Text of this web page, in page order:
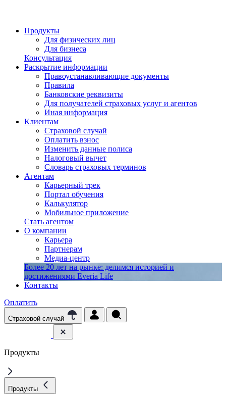
Продукты
Для физических лиц
Для бизнеса
Консультация
Раскрытие информации
Правоустанавливающие документы
Правила
Банковские реквизиты
Для получателей страховых услуг и агентов
Иная информация
Клиентам
Страховой случай
Оплатить взнос
Изменить данные полиса
Налоговый вычет
Словарь страховых терминов
Агентам
Карьерный трек
Портал обучения
Калькулятор
Мобильное приложение
Стать агентом
О компании
Карьера
Партнерам
Медиа-центр
Более 20 лет на рынке: делимся историей и
достижениями Everia Life
Контакты
Оплатить
Страховой случай
Продукты
Продукты